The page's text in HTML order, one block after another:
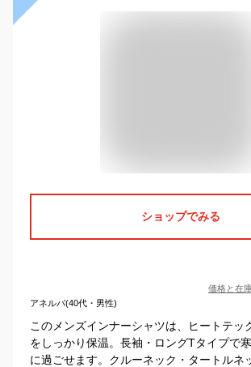
ショップでみる
価格と在
アネルバ(40代・男性)
このメンズインナーシャツは、ヒートテッ
をしっかり保温。長袖・ロングTタイプで
に過ごせます。クルーネック・タートルネ